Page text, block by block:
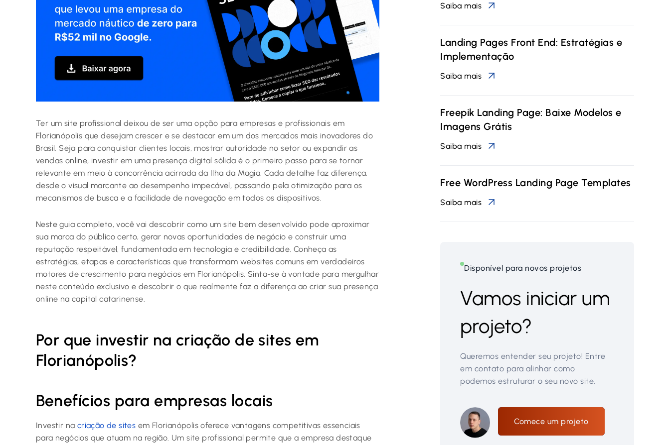
Ter um site profissional deixou de ser uma opção para empresas e profissionais em
Florianópolis que desejam crescer e se destacar em um dos mercados mais inovadores do
Brasil. Seja para conquistar clientes locais, mostrar autoridade no setor ou expandir as
vendas online, investir em uma presença digital sólida é o primeiro passo para se tornar
relevante em meio à concorrência acirrada da Ilha da Magia. Cada detalhe faz diferença,
desde o visual marcante ao desempenho impecável, passando pela otimização para os
mecanismos de busca e a facilidade de navegação em todos os dispositivos.
Neste guia completo, você vai descobrir como um site bem desenvolvido pode aproximar
sua marca do público certo, gerar novas oportunidades de negócio e construir uma
reputação respeitável, fundamentada em tecnologia e credibilidade. Conheça as
estratégias, etapas e características que transformam websites comuns em verdadeiros
motores de crescimento para negócios em Florianópolis. Sinta-se à vontade para mergulhar
neste conteúdo exclusivo e descobrir o que realmente faz a diferença ao criar sua presença
online na capital catarinense.
Por que investir na criação de sites em
Florianópolis?
Benefícios para empresas locais
Investir na criação de sites em Florianópolis oferece vantagens competitivas essenciais
para negócios que atuam na região. Um site profissional permite que a empresa destaque
Saiba mais
Landing Pages Front End: Estratégias e
Implementação
Saiba mais
Freepik Landing Page: Baixe Modelos e
Imagens Grátis
Saiba mais
Free WordPress Landing Page Templates
Saiba mais
Disponível para novos projetos
Vamos iniciar um
projeto?
Queremos entender seu projeto! Entre
em contato para alinhar como
podemos estruturar o seu novo site.
Comece um projeto